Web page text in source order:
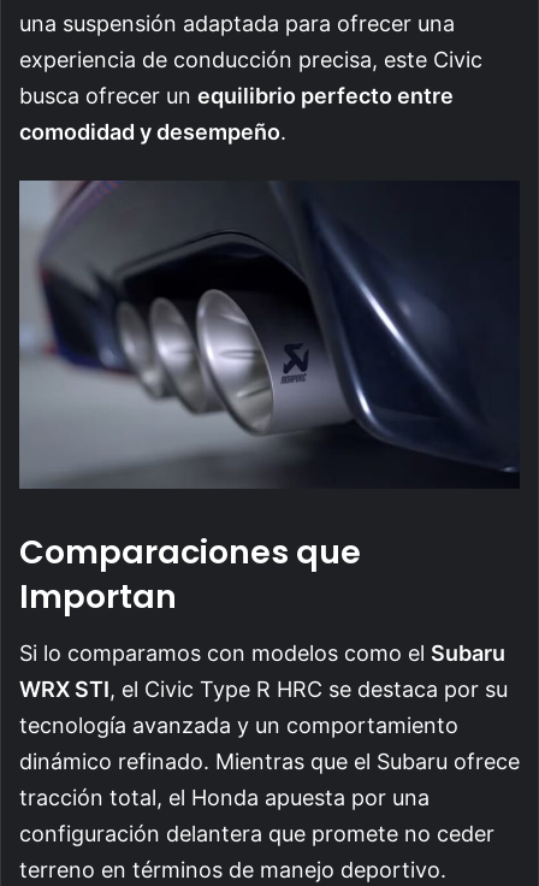
una suspensión adaptada para ofrecer una
experiencia de conducción precisa, este Civic
busca ofrecer un equilibrio perfecto entre
comodidad y desempeño.
Comparaciones que
Importan
Si lo comparamos con modelos como el Subaru
WRX STI, el Civic Type R HRC se destaca por su
tecnología avanzada y un comportamiento
dinámico refinado. Mientras que el Subaru ofrece
tracción total, el Honda apuesta por una
configuración delantera que promete no ceder
terreno en términos de manejo deportivo.